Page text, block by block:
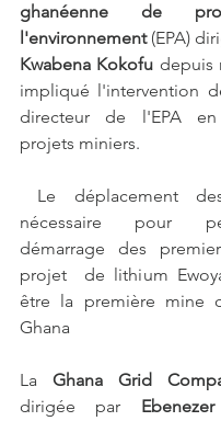
ghanéenne de
l'environnement (EPA)
Kwabena Kokofu depuis
impliqué l'intervention
directeur de l'EPA
projets miniers.
nécessaire pour
démarrage des
projet  de lithium
être la première mine
Ghana
La Ghana Grid
dirigée par